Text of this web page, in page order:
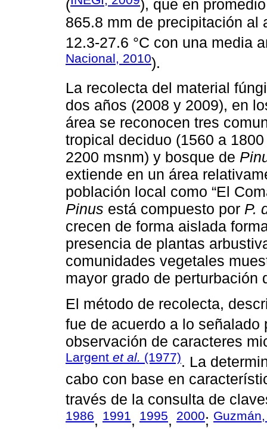
(
), que en
865.8 mm de precipitación al
12.3-27.6 °C con una media
Nacional, 2010).
La recolecta del material
dos años (2008 y 2009), en
área se reconocen tres
tropical deciduo (1560 a
2200 msnm) y bosque de
extiende en un área
población local como “El
Pinus está compuesto por P.
crecen de forma aislada
presencia de plantas
comunidades vegetales
mayor grado de perturbación
El método de recolecta,
fue de acuerdo a lo señalado
observación de caracteres
Largent et al. (1977). La
cabo con base en
través de la consulta de
1986, 1991, 1995, 2000;